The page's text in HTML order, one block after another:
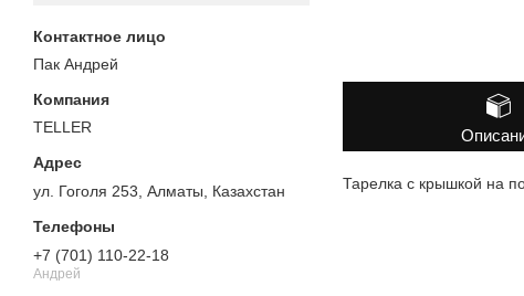
Пак Андрей
TELLER
ул. Гоголя 253, Алматы, Казахстан
+7 (701) 110-22-18
Андрей
Тарелка с крышкой на